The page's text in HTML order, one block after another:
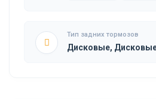
Тип задних тормозов
Дисковые,